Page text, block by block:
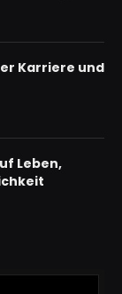
Karriere und
Leben,